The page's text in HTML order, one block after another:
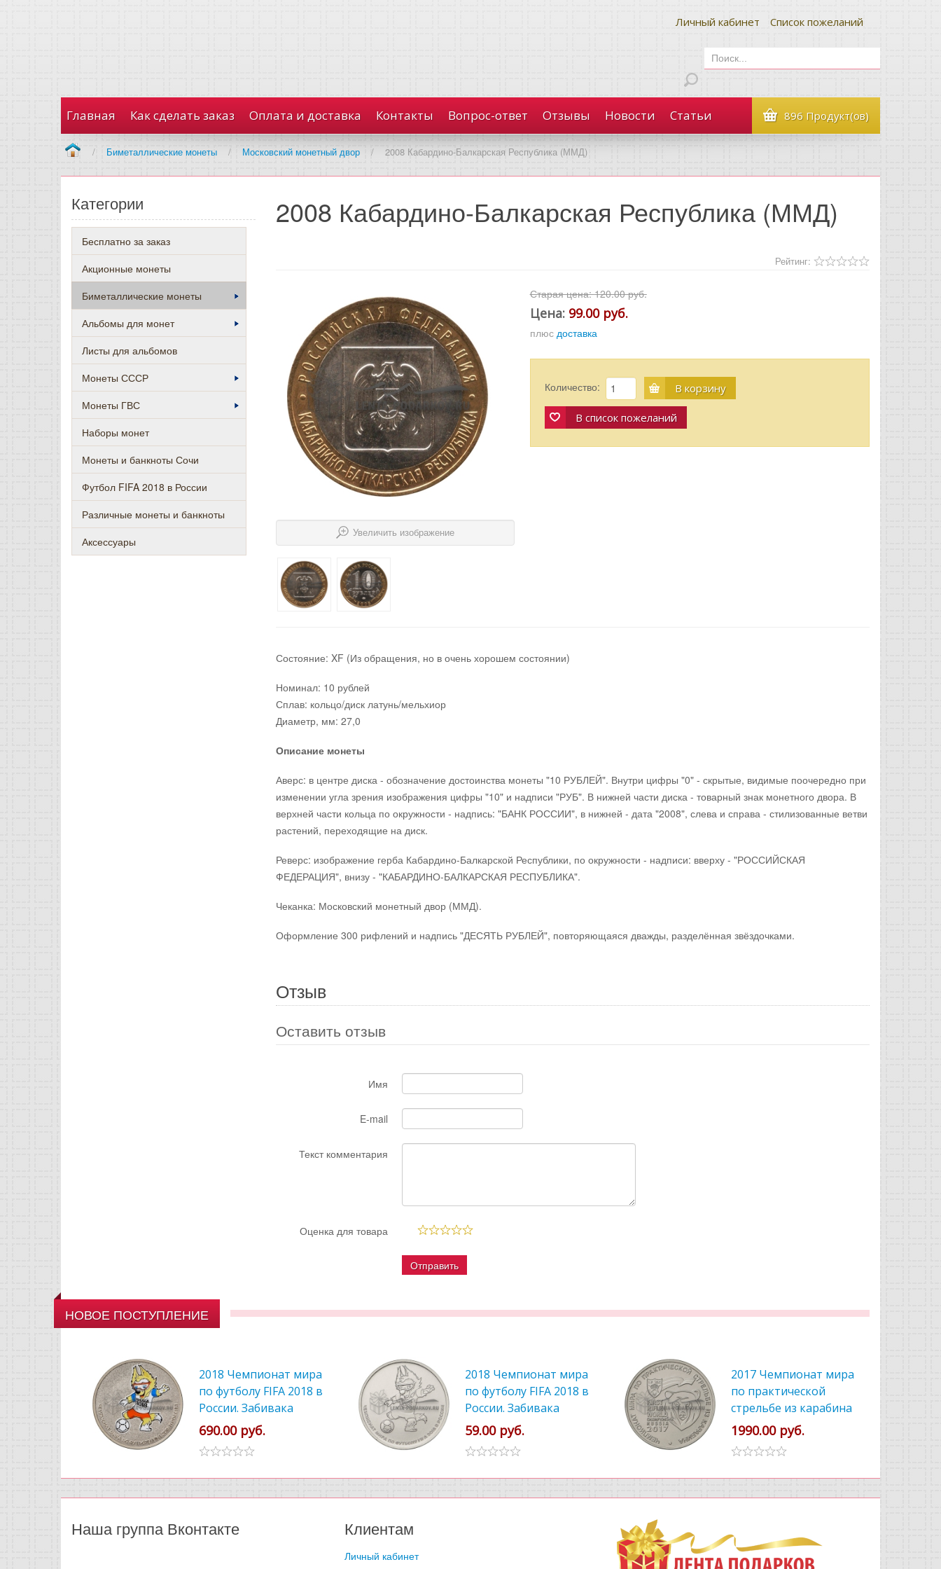
Личный кабинет Список пожеланий
Главная Как сделать заказ Оплата и доставка Контакты Вопрос-ответ Отзывы Новости Статьи 896 Продукт(ов)
/ Биметаллические монеты / Московский монетный двор / 2008 Кабардино-Балкарская Республика (ММД)
2008 Кабардино-Балкарская Республика (ММД)
Рейтинг:
Увеличить изображение
Старая цена:120.00 руб.
Цена: 99.00 руб.
плюс доставка
Количество: В корзину
В список пожеланий
Состояние: XF (Из обращения, но в очень хорошем состоянии)
Номинал: 10 рублей
Сплав: кольцо/диск латунь/мельхиор
Диаметр, мм: 27,0
Описание монеты
Аверс: в центре диска - обозначение достоинства монеты "10 РУБЛЕЙ". Внутри цифры "0" - скрытые, видимые поочередно при
изменении угла зрения изображения цифры "10" и надписи "РУБ". В нижней части диска - товарный знак монетного двора. В
верхней части кольца по окружности - надпись: "БАНК РОССИИ", в нижней - дата "2008", слева и справа - стилизованные ветви
растений, переходящие на диск.
Реверс: изображение герба Кабардино-Балкарской Республики, по окружности - надписи: вверху - "РОССИЙСКАЯ
ФЕДЕРАЦИЯ", внизу - "КАБАРДИНО-БАЛКАРСКАЯ РЕСПУБЛИКА".
Чеканка: Московский монетный двор (ММД).
Оформление 300 рифлений и надпись "ДЕСЯТЬ РУБЛЕЙ", повторяющаяся дважды, разделённая звёздочками.
Отзыв
Оставить отзыв
Имя
E-mail
Текст комментария
Оценка для товара
Категории
Бесплатно за заказ
Акционные монеты
Биметаллические монеты
Альбомы для монет
Листы для альбомов
Монеты СССР
Монеты ГВС
Наборы монет
Монеты и банкноты Сочи
Футбол FIFA 2018 в России
Различные монеты и банкноты
Аксессуары
НОВОЕ ПОСТУПЛЕНИЕ
2018 Чемпионат мира
по футболу FIFA 2018 в
России. Забивака
цветной
690.00 руб.
2018 Чемпионат мира
по футболу FIFA 2018 в
России. Забивака
59.00 руб.
2017 Чемпионат мира
по практической
стрельбе из карабина
1990.00 руб.
Наша группа Вконтакте Клиентам
Личный кабинет